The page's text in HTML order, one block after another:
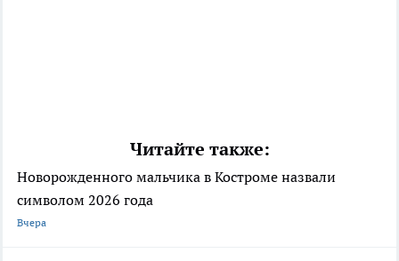
Читайте также:
Новорожденного мальчика в Костроме назвали
символом 2026 года
Вчера